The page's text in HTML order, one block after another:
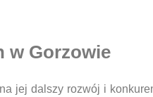
w Gorzowie
jej dalszy rozwój i